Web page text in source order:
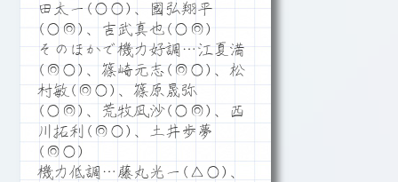
田太一(○○)、國弘翔平
(○◎)、吉武真也(○◎)
そのほかで機力好調…江夏満
(◎○)、篠崎元志(◎○)、松
村敏(◎○)、篠原晟弥
(○◎)、荒牧凪沙(○◎)、西
川拓利(◎○)、土井歩夢
(◎○)
機力低調…藤丸光一(△○)、